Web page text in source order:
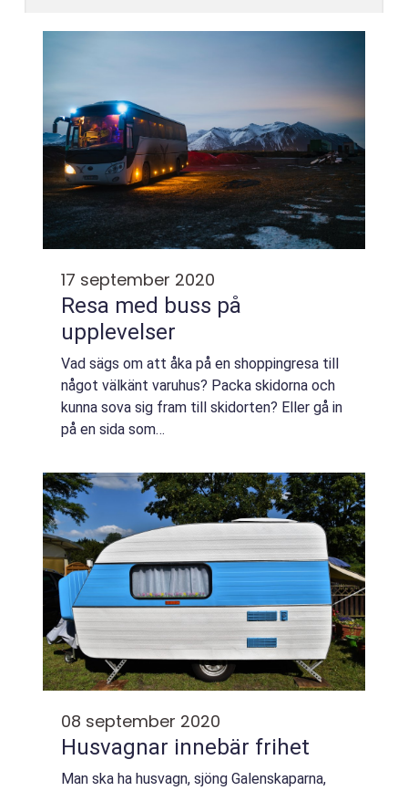
17 september 2020
Resa med buss på
upplevelser
Vad sägs om att åka på en shoppingresa till
något välkänt varuhus? Packa skidorna och
kunna sova sig fram till skidorten? Eller gå in
på en sida som
och sätta fingret på den nästkommande
upplevelsen man ska ge...
08 september 2020
Husvagnar innebär frihet
Man ska ha husvagn, sjöng Galenskaparna,